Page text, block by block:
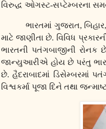
વિરુદ્ધ ઓગસ્ટ-સપ્ટેમ્બરના
ભારતમાં ગુજરાત, બિહાર,
માટે જાણીતા છે. વિવિધ
ભારતની પતંગબાજીની
જાન્યુઆરીએ હોય છે પરંતુ
છે. હૈદરાબાદમાં ડિસેમ્બરમાં
વિશ્વકર્મા પૂજા દિને તથા